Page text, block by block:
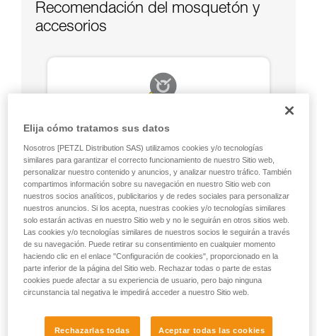
Recomendación del mosquetón y
accesorios
Elija cómo tratamos sus datos
Nosotros [PETZL Distribution SAS) utilizamos cookies y/o tecnologías
similares para garantizar el correcto funcionamiento de nuestro Sitio web,
personalizar nuestro contenido y anuncios, y analizar nuestro tráfico. También
compartimos información sobre su navegación en nuestro Sitio web con
nuestros socios analíticos, publicitarios y de redes sociales para personalizar
nuestros anuncios. Si los acepta, nuestras cookies y/o tecnologías similares
solo estarán activas en nuestro Sitio web y no le seguirán en otros sitios web.
Las cookies y/o tecnologías similares de nuestros socios le seguirán a través
de su navegación. Puede retirar su consentimiento en cualquier momento
haciendo clic en el enlace "Configuración de cookies", proporcionado en la
parte inferior de la página del Sitio web. Rechazar todas o parte de estas
cookies puede afectar a su experiencia de usuario, pero bajo ninguna
circunstancia tal negativa le impedirá acceder a nuestro Sitio web.
Rechazarlas todas Aceptar todas las cookies